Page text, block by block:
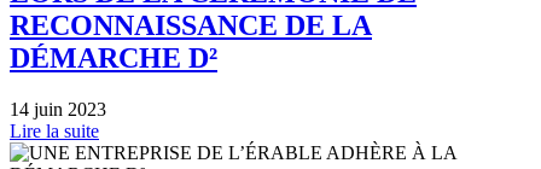
RECONNAISSANCE DE LA
DÉMARCHE D²
14 juin 2023
Lire la suite